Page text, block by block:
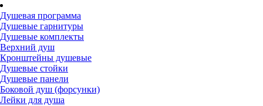
Душевая программа
Душевые гарнитуры
Душевые комплекты
Верхний душ
Кронштейны душевые
Душевые стойки
Душевые панели
Боковой душ (форсунки)
Лейки для душа